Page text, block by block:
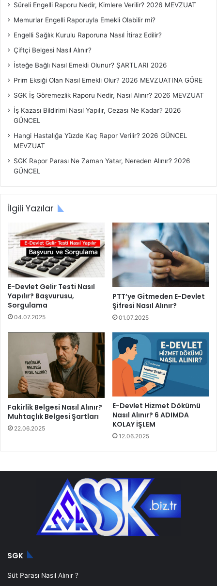
Süreli Engelli Raporu Nedir, Kimlere Verilir? 2026 MEVZUAT
Memurlar Engelli Raporuyla Emekli Olabilir mi?
Engelli Sağlık Kurulu Raporuna Nasıl İtiraz Edilir?
Çiftçi Belgesi Nasıl Alınır?
İsteğe Bağlı Nasıl Emekli Olunur? ŞARTLARI 2026
Prim Eksiği Olan Nasıl Emekli Olur? 2026 MEVZUATINA GÖRE
SGK İş Göremezlik Raporu Nedir, Nasıl Alınır? 2026 MEVZUAT
İş Kazası Bildirimi Nasıl Yapılır, Cezası Ne Kadar? 2026
GÜNCEL
Hangi Hastalığa Yüzde Kaç Rapor Verilir? 2026 GÜNCEL
MEVZUAT
SGK Rapor Parası Ne Zaman Yatar, Nereden Alınır? 2026
GÜNCEL
İlgili Yazılar
E-Devlet Gelir Testi Nasıl
Yapılır? Başvurusu,
Sorgulama
04.07.2025
PTT’ye Gitmeden E-Devlet
Şifresi Nasıl Alınır?
01.07.2025
Fakirlik Belgesi Nasıl Alınır?
Muhtaçlık Belgesi Şartları
22.06.2025
E-Devlet Hizmet Dökümü
Nasıl Alınır? 6 ADIMDA
KOLAY İŞLEM
12.06.2025
SGK
Süt Parası Nasıl Alınır ?